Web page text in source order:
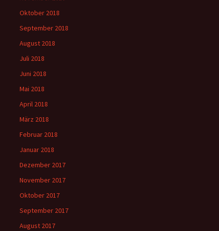
Oktober 2018
September 2018
August 2018
Juli 2018
Juni 2018
Mai 2018
April 2018
März 2018
Februar 2018
Januar 2018
Dezember 2017
November 2017
Oktober 2017
September 2017
August 2017